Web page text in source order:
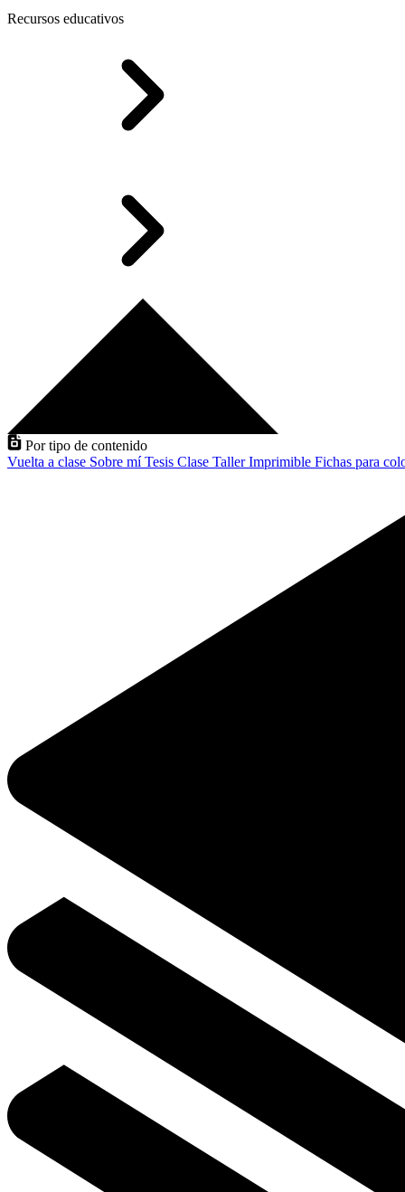
Recursos educativos
Por tipo de contenido
Vuelta a clase Sobre míTesis Clase TallerImprimible Fichas para